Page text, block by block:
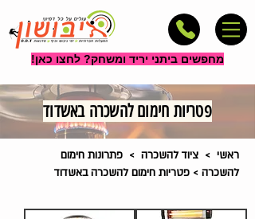
מחפשים ביתני יריד ומשחק? לחצו כאן!
פטריות חימום להשכרה באשדוד
ראשי > ציוד להשכרה > פתרונות חימום
להשכרה > פטריות חימום להשכרה באשדוד